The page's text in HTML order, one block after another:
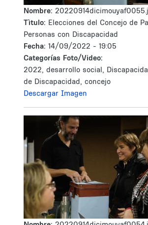
Nombre:
Tìtulo: Elecciones del Concejo de
Personas con Discapacidad
Fecha: 14/09/2022 - 19:05
Categorías Foto/Video:
2022, desarrollo social,
de Discapacidad, concejo
Descargar Imagen